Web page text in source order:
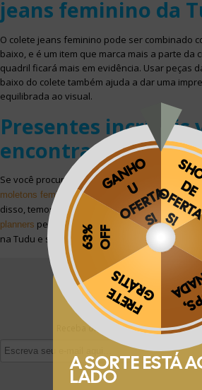
jeans feminino da
O colete jeans feminino pode ser combinado
baixo, e é um item que marca mais a parte da
quadril ficará mais em evidência. Usar peças
baixo do colete também ajuda a dar uma
equilibrada ao visual.
Presentes incríveis
encontra aqui!
Se você procura porcamisetas femininas
moletons femininosde qualidade e com
disso, temos também maravilhosas
canecas,
planners perfeitos para organizar o seu dia a
na Tudu e sinta a diferença!
FIQUE POR DENTRO
Receba ofertas exclusivas da
Obrigado por se
Aproveite e receba as novidades e